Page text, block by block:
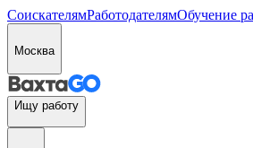
СоискателямРаботодателямОбучение
Москва
Ищу работу